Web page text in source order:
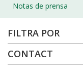
Notas de prensa
FILTRA POR
CONTACT